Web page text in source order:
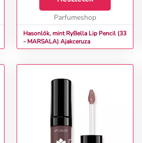
hangsúlyozza és kitölti az ajkak
formáját és megakadályozza a
Parfumeshop
Hasonlók, mint RyBella Lip Pencil (33
- MARSALA) Ajakceruza